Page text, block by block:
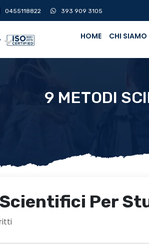
0455118822 393 909 3105
HOME CHI SIAMO
9 METODI
Per